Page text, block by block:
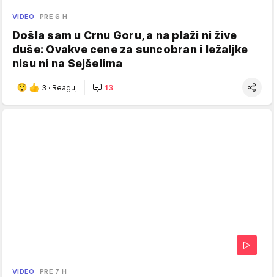
VIDEO PRE 6 H
Došla sam u Crnu Goru, a na plaži ni žive
duše: Ovakve cene za suncobran i ležaljke
nisu ni na Sejšelima
3 · Reaguj 13
VIDEO PRE 7 H